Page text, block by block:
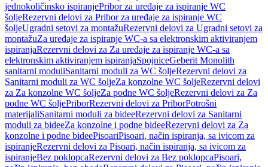
jednokoličinsko ispiranjePribor za uređaje za ispiranje WC
šoljeRezervni delovi za Pribor za uređaje za ispiranje WC
šoljeUgradni setovi za montažuRezervni delovi za Ugradni setovi za
montažuZa uređaje za ispiranje WC-a sa elektronskim aktiviranjem
ispiranjaRezervni delovi za Za uređaje za ispiranje WC-a sa
elektronskim aktiviranjem ispiranjaSpojniceGeberit Monolith
sanitarni moduliSanitarni moduli za WC šoljeRezervni delovi za
Sanitarni moduli za WC šoljeZa konzolne WC šoljeRezervni delovi
za Za konzolne WC šoljeZa podne WC šoljeRezervni delovi za Za
podne WC šoljePriborRezervni delovi za PriborPotrošni
materijaliSanitarni moduli za bideeRezervni delovi za Sanitarni
moduli za bideeZa konzolne i podne bideeRezervni delovi za Za
konzolne i podne bideePisoariPisoari, način ispiranja, sa ivicom za
ispiranjeRezervni delovi za Pisoari, način ispiranja, sa ivicom za
ispiranjeBez poklopcaRezervni delovi za Bez poklopcaPisoari,